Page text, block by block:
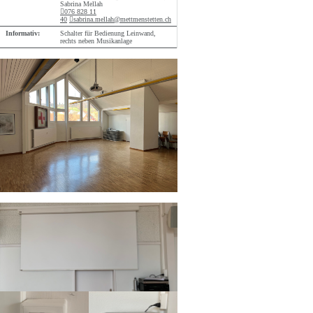
Sabrina Mellah
076 828 11
40
sabrina.mellah@mettmenstetten.ch
Informativ:
Schalter für Bedienung Leinwand,
rechts neben Musikanlage